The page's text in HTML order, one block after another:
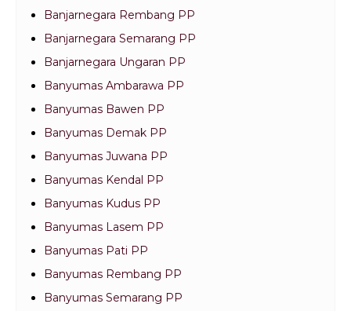
Banjarnegara Rembang PP
Banjarnegara Semarang PP
Banjarnegara Ungaran PP
Banyumas Ambarawa PP
Banyumas Bawen PP
Banyumas Demak PP
Banyumas Juwana PP
Banyumas Kendal PP
Banyumas Kudus PP
Banyumas Lasem PP
Banyumas Pati PP
Banyumas Rembang PP
Banyumas Semarang PP